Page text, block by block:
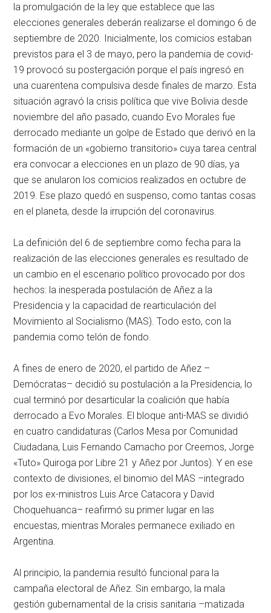
la promulgación de la ley que establece que las
elecciones generales deberán realizarse el domingo 6 de
septiembre de 2020. Inicialmente, los comicios estaban
previstos para el 3 de mayo, pero la pandemia de covid-
19 provocó su postergación porque el país ingresó en
una cuarentena compulsiva desde finales de marzo. Esta
situación agravó la crisis política que vive Bolivia desde
noviembre del año pasado, cuando Evo Morales fue
derrocado mediante un golpe de Estado que derivó en la
formación de un «gobierno transitorio» cuya tarea central
era convocar a elecciones en un plazo de 90 días, ya
que se anularon los comicios realizados en octubre de
2019. Ese plazo quedó en suspenso, como tantas cosas
en el planeta, desde la irrupción del coronavirus.
La definición del 6 de septiembre como fecha para la
realización de las elecciones generales es resultado de
un cambio en el escenario político provocado por dos
hechos: la inesperada postulación de Añez a la
Presidencia y la capacidad de rearticulación del
Movimiento al Socialismo (MAS). Todo esto, con la
pandemia como telón de fondo.
A fines de enero de 2020, el partido de Añez –
Demócratas– decidió su postulación a la Presidencia, lo
cual terminó por desarticular la coalición que había
derrocado a Evo Morales. El bloque anti-MAS se dividió
en cuatro candidaturas (Carlos Mesa por Comunidad
Ciudadana, Luis Fernando Camacho por Creemos, Jorge
«Tuto» Quiroga por Libre 21 y Añez por Juntos). Y en ese
contexto de divisiones, el binomio del MAS –integrado
por los ex-ministros Luis Arce Catacora y David
Choquehuanca– reafirmó su primer lugar en las
encuestas, mientras Morales permanece exiliado en
Argentina.
Al principio, la pandemia resultó funcional para la
campaña electoral de Añez. Sin embargo, la mala
gestión gubernamental de la crisis sanitaria –matizada